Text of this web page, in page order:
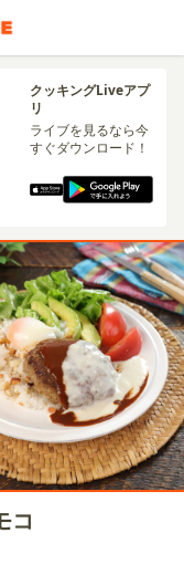
クッキングLiveアプ
リ
ライブを見るなら今
すぐダウンロード！
コ